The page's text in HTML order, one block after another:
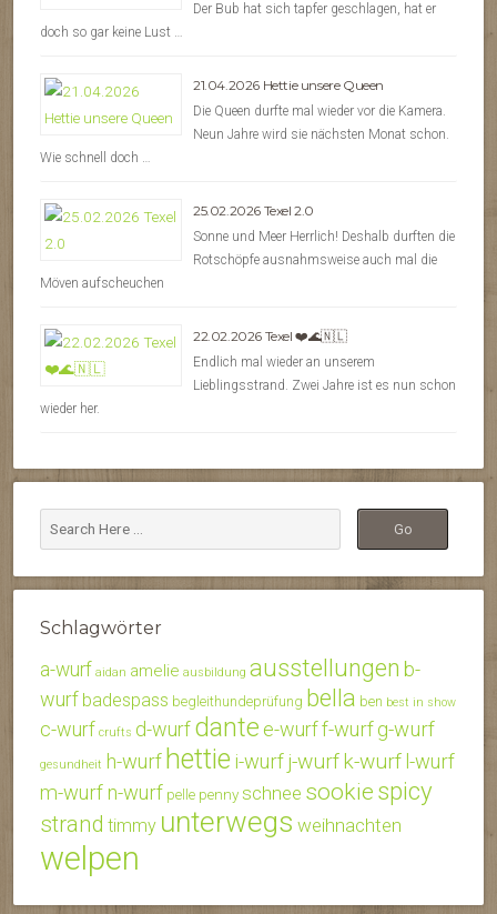
Der Bub hat sich tapfer geschlagen, hat er
doch so gar keine Lust …
21.04.2026 Hettie unsere Queen
Die Queen durfte mal wieder vor die Kamera.
Neun Jahre wird sie nächsten Monat schon.
Wie schnell doch …
25.02.2026 Texel 2.0
Sonne und Meer Herrlich! Deshalb durften die
Rotschöpfe ausnahmsweise auch mal die
Möven aufscheuchen
22.02.2026 Texel ❤️🌊🇳🇱
Endlich mal wieder an unserem
Lieblingsstrand. Zwei Jahre ist es nun schon
wieder her.
Schlagwörter
a-wurf aidan amelie ausbildung ausstellungen b-
wurf badespass begleithundeprüfung bella ben best in show
c-wurf crufts d-wurfdante e-wurff-wurfg-wurf
gesundheit h-wurf hettiei-wurfj-wurfk-wurf l-wurf
m-wurfn-wurf pelle pennyschnee sookie spicy
strand timmy unterwegs weihnachten
welpen